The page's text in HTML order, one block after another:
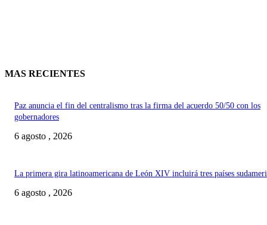
MAS RECIENTES
Paz anuncia el fin del centralismo tras la firma del acuerdo 50/50 con los
gobernadores
6 agosto , 2026
La primera gira latinoamericana de León XIV incluirá tres países
6 agosto , 2026